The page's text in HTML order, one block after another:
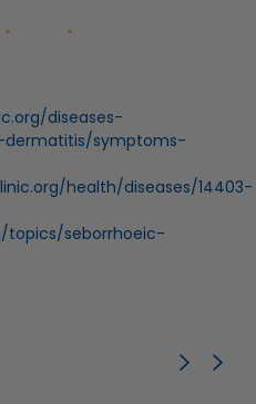
diseases-
dermatitis/symptoms-
health/diseases/14403-
seborrhoeic-